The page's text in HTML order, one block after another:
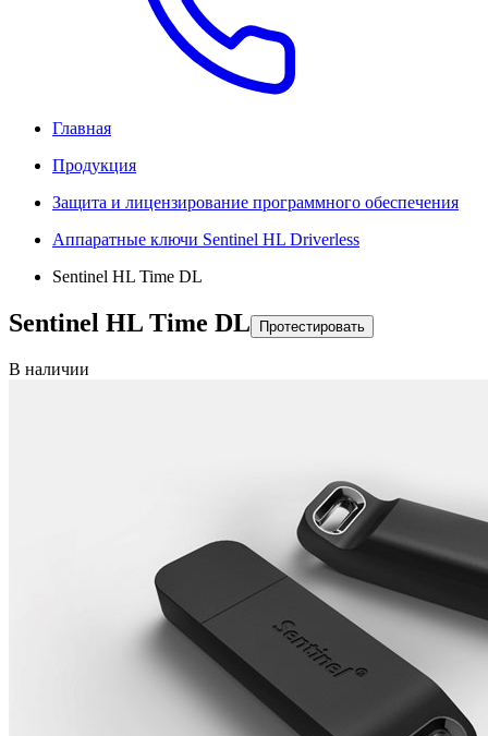
Главная
Продукция
Защита и лицензирование программного обеспечения
Аппаратные ключи Sentinel HL Driverless
Sentinel HL Time DL
Sentinel HL Time DL Протестировать
В наличии